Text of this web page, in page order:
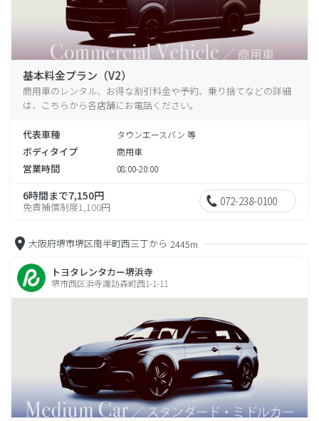
基本料金プラン（V2）
商用車のレンタル、お得な割引料金や予約、乗り捨てなどの詳細
は、こちらから各店舗にお電話ください。
代表車種 タウンエースバン 等
ボディタイプ 商用車
営業時間 08:00-20:00
6時間まで7,150円
免責補償制度1,100円 072-238-0100
大阪府堺市堺区南半町西三丁から 2445m
トヨタレンタカー堺浜寺
堺市西区浜寺諏訪森町西1-1-11